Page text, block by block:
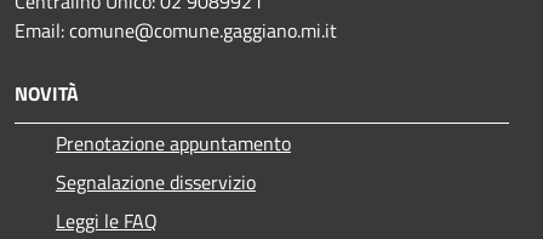
Email: comune@comune.gaggiano.mi.it
NOVITÀ
Prenotazione appuntamento
Segnalazione disservizio
Leggi le FAQ